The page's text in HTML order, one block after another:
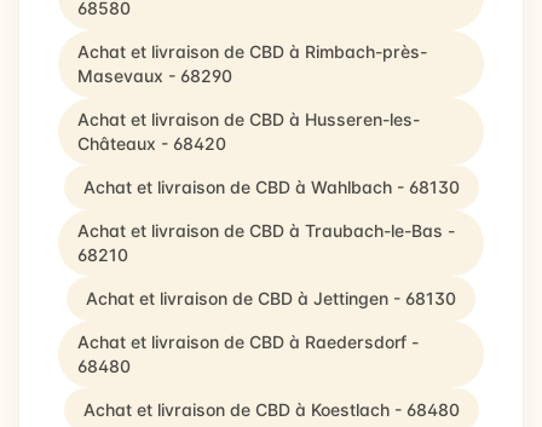
68580
Achat et livraison de CBD à Rimbach-près-
Masevaux - 68290
Achat et livraison de CBD à Husseren-les-
Châteaux - 68420
Achat et livraison de CBD à Wahlbach - 68130
Achat et livraison de CBD à Traubach-le-Bas -
68210
Achat et livraison de CBD à Jettingen - 68130
Achat et livraison de CBD à Raedersdorf -
68480
Achat et livraison de CBD à Koestlach - 68480